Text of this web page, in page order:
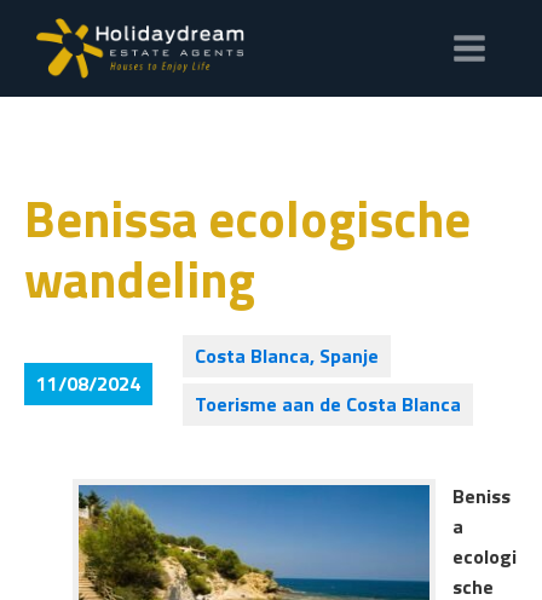
Benissa ecologische
wandeling
11/08/2024
Costa Blanca, Spanje
Toerisme aan de Costa Blanca
Beniss
a
ecologi
sche